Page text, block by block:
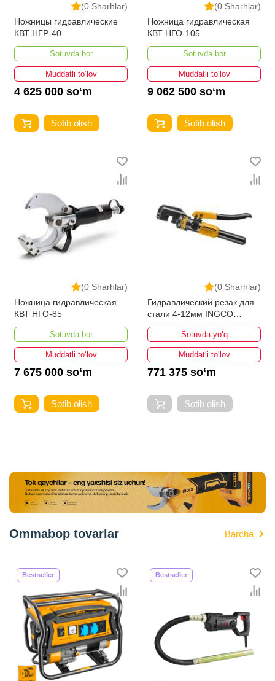
(0 Sharhlar)
Ножницы гидравлические
КВТ НГР-40
Sotuvda bor
Muddatli to‘lov
4 625 000 so‘m
Sotib olish
(0 Sharhlar)
Ножница гидравлическая
КВТ НГО-105
Sotuvda bor
Muddatli to‘lov
9 062 500 so‘m
Sotib olish
(0 Sharhlar)
Ножница гидравлическая
КВТ НГО-85
Sotuvda bor
Muddatli to‘lov
7 675 000 so‘m
Sotib olish
(0 Sharhlar)
Гидравлический резак для
стали 4-12мм INGCO
HHSC0112
Sotuvda yo‘q
Muddatli to‘lov
771 375 so‘m
Sotib olish
Ommabop tovarlar Barcha
Bestseller Bestseller